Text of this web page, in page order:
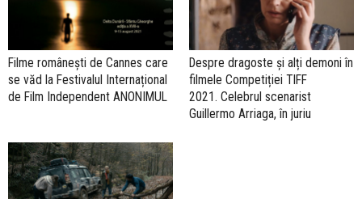
Filme românești de Cannes care
se văd la Festivalul Internațional
de Film Independent ANONIMUL
Despre dragoste și alți demoni în
filmele Competiției TIFF
2021. Celebrul scenarist
Guillermo Arriaga, în juriu